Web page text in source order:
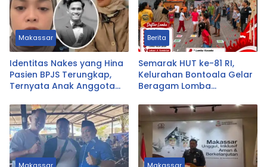
Makassar
Identitas Nakes yang Hina
Pasien BPJS Terungkap,
Ternyata Anak Anggota
Berita
Semarak HUT ke-81 RI,
Kelurahan Bontoala Gelar
Beragam Lomba
Seluruh Warga
Makassar Makassar